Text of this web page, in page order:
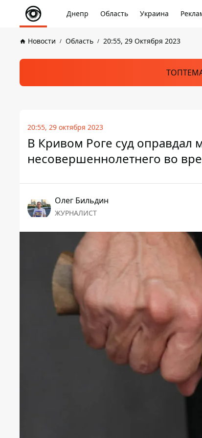
Днепр Область Украина
Новости Область 20:55, 29 Октября 2023
20:55, 29 октября 2023
В Кривом Роге суд оправдал
несовершеннолетнего во
Олег Бильдин
ЖУРНАЛИСТ